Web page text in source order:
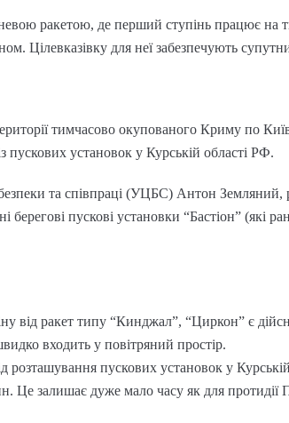
ракетою, де перший ступінь працює на
Цілевказівку для неї забезпечують
тимчасово окупованого Криму по
пускових установок у Курській області РФ.
та співпраці (УЦБС) Антон
берегові пускові установки “Бастіон” (які
від ракет типу “Кинджал”, “Циркон” є
входить у повітряний простір.
пускових установок у
Це залишає дуже мало часу як для